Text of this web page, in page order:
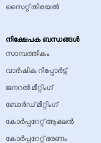
സൈറ്റ് തിരയൽ
നിക്ഷേപക ബന്ധങ്ങൾ
സാമ്പത്തികം
വാര്‍ഷിക റിപ്പോര്‍ട്ട്
ജനറല്‍ മീറ്റിംഗ്
ബോർഡ് മീറ്റിംഗ്
കോർപ്പറേറ്റ് ആക്ഷൻ
കോർപ്പറേറ്റ് ഭരണം